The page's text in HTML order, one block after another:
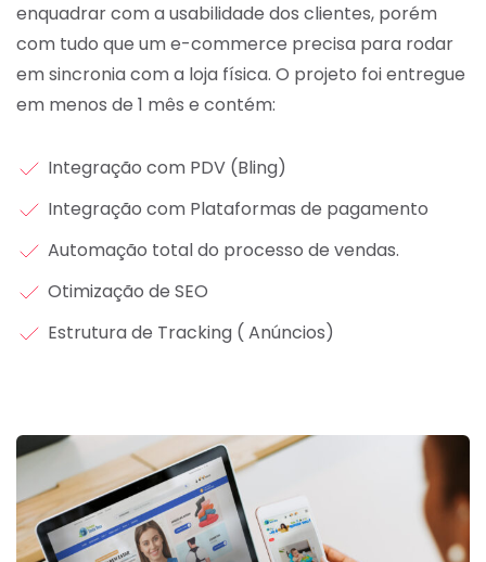
enquadrar com a usabilidade dos clientes, porém
com tudo que um e-commerce precisa para rodar
em sincronia com a loja física. O projeto foi entregue
em menos de 1 mês e contém:
Integração com PDV (Bling)
Integração com Plataformas de pagamento
Automação total do processo de vendas.
Otimização de SEO
Estrutura de Tracking ( Anúncios)